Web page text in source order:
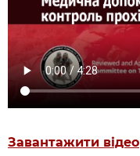
Завантажити відео